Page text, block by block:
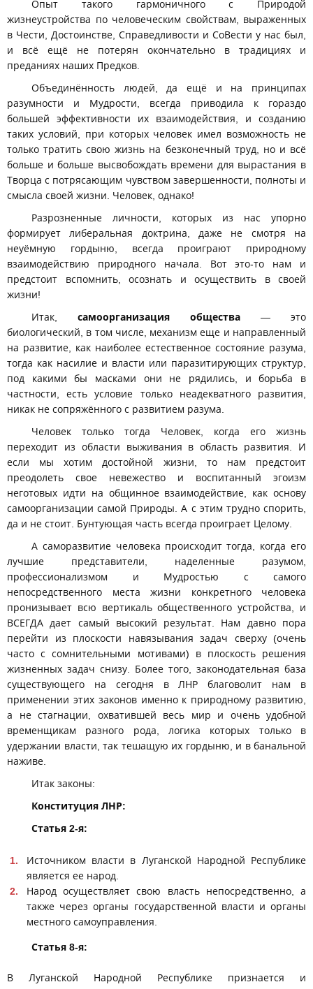
Опыт такого гармоничного с Природой
жизнеустройства по человеческим свойствам, выраженных
в Чести, Достоинстве, Справедливости и СоВести у нас был,
и всё ещё не потерян окончательно в традициях и
преданиях наших Предков.
Объединённость людей, да ещё и на принципах
разумности и Мудрости, всегда приводила к гораздо
большей эффективности их взаимодействия, и созданию
таких условий, при которых человек имел возможность не
только тратить свою жизнь на безконечный труд, но и всё
больше и больше высвобождать времени для вырастания в
Творца с потрясающим чувством завершенности, полноты и
смысла своей жизни. Человек, однако!
Разрозненные личности, которых из нас упорно
формирует либеральная доктрина, даже не смотря на
неуёмную гордыню, всегда проиграют природному
взаимодействию природного начала. Вот это-то нам и
предстоит вспомнить, осознать и осуществить в своей
жизни!
Итак, самоорганизация общества — это
биологический, в том числе, механизм еще и направленный
на развитие, как наиболее естественное состояние разума,
тогда как насилие и власти или паразитирующих структур,
под какими бы масками они не рядились, и борьба в
частности, есть условие только неадекватного развития,
никак не сопряжённого с развитием разума.
Человек только тогда Человек, когда его жизнь
переходит из области выживания в область развития. И
если мы хотим достойной жизни, то нам предстоит
преодолеть свое невежество и воспитанный эгоизм
неготовых идти на общинное взаимодействие, как основу
самоорганизации самой Природы. А с этим трудно спорить,
да и не стоит. Бунтующая часть всегда проиграет Целому.
А саморазвитие человека происходит тогда, когда его
лучшие представители, наделенные разумом,
профессионализмом и Мудростью с самого
непосредственного места жизни конкретного человека
пронизывает всю вертикаль общественного устройства, и
ВСЕГДА дает самый высокий результат. Нам давно пора
перейти из плоскости навязывания задач сверху (очень
часто с сомнительными мотивами) в плоскость решения
жизненных задач снизу. Более того, законодательная база
существующего на сегодня в ЛНР благоволит нам в
применении этих законов именно к природному развитию,
а не стагнации, охватившей весь мир и очень удобной
временщикам разного рода, логика которых только в
удержании власти, так тешащую их гордыню, и в банальной
наживе.
Итак законы:
Конституция ЛНР:
Статья 2-я:
Источником власти в Луганской Народной Республике
является ее народ.
Народ осуществляет свою власть непосредственно, а
также через органы государственной власти и органы
местного самоуправления.
Статья 8-я:
В Луганской Народной Республике признается и